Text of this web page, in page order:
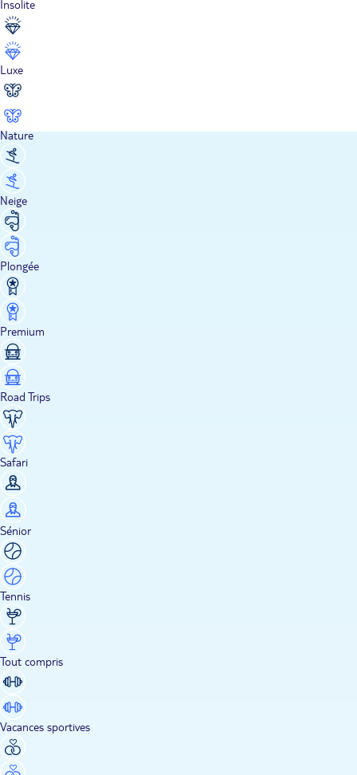
Insolite
Luxe
Nature
Neige
Plongée
Premium
Road Trips
Safari
Sénior
Tennis
Tout compris
Vacances sportives